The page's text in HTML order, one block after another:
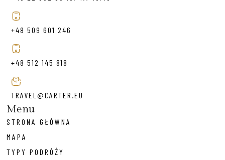
+48 509 601 246
+48 512 145 818
TRAVEL@CARTER.EU
Menu
STRONA GŁÓWNA
MAPA
TYPY PODRÓŻY